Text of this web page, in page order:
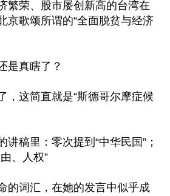
繁荣、股市屡创新高的台湾在
京歌颂所谓的“全面脱贫与经济
是真瞎了？
，这简直就是“斯德哥尔摩症候
稿里：零次提到“中华民国”；
、人权”
的词汇，在她的发言中似乎成